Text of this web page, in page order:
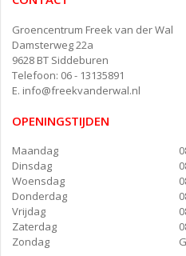
Groencentrum Freek van der Wal
Damsterweg 22a
9628 BT Siddeburen
Telefoon: 06 - 13135891
E. info@freekvanderwal.nl
OPENINGSTIJDEN
Maandag
Dinsdag
Woensdag
Donderdag
Vrijdag
Zaterdag
Zondag